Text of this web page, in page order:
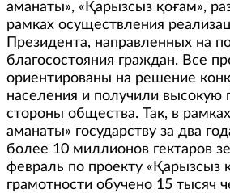
аманаты», «Қарызсыз қоғам»,
рамках осуществления
Президента, направленных на
благосостояния граждан. Все
ориентированы на решение
населения и получили высокую
стороны общества. Так, в
аманаты» государству за два
более 10 миллионов гектаров
февраль по проекту «Қарызсыз
грамотности обучено 15 тысяч